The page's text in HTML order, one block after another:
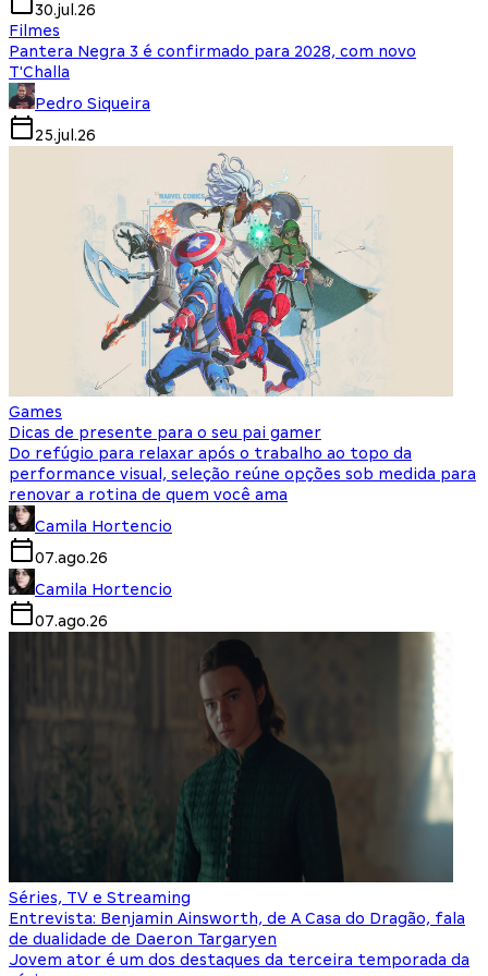
30.jul.26
Filmes
Pantera Negra 3 é confirmado para 2028, com novo
T'Challa
Pedro Siqueira
25.jul.26
Games
Dicas de presente para o seu pai gamer
Do refúgio para relaxar após o trabalho ao topo da
performance visual, seleção reúne opções sob medida para
renovar a rotina de quem você ama
Camila Hortencio
07.ago.26
Camila Hortencio
07.ago.26
Séries, TV e Streaming
Entrevista: Benjamin Ainsworth, de A Casa do Dragão, fala
de dualidade de Daeron Targaryen
Jovem ator é um dos destaques da terceira temporada da